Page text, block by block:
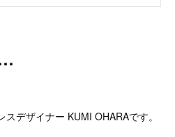
デザイナー KUMI OHARAです。